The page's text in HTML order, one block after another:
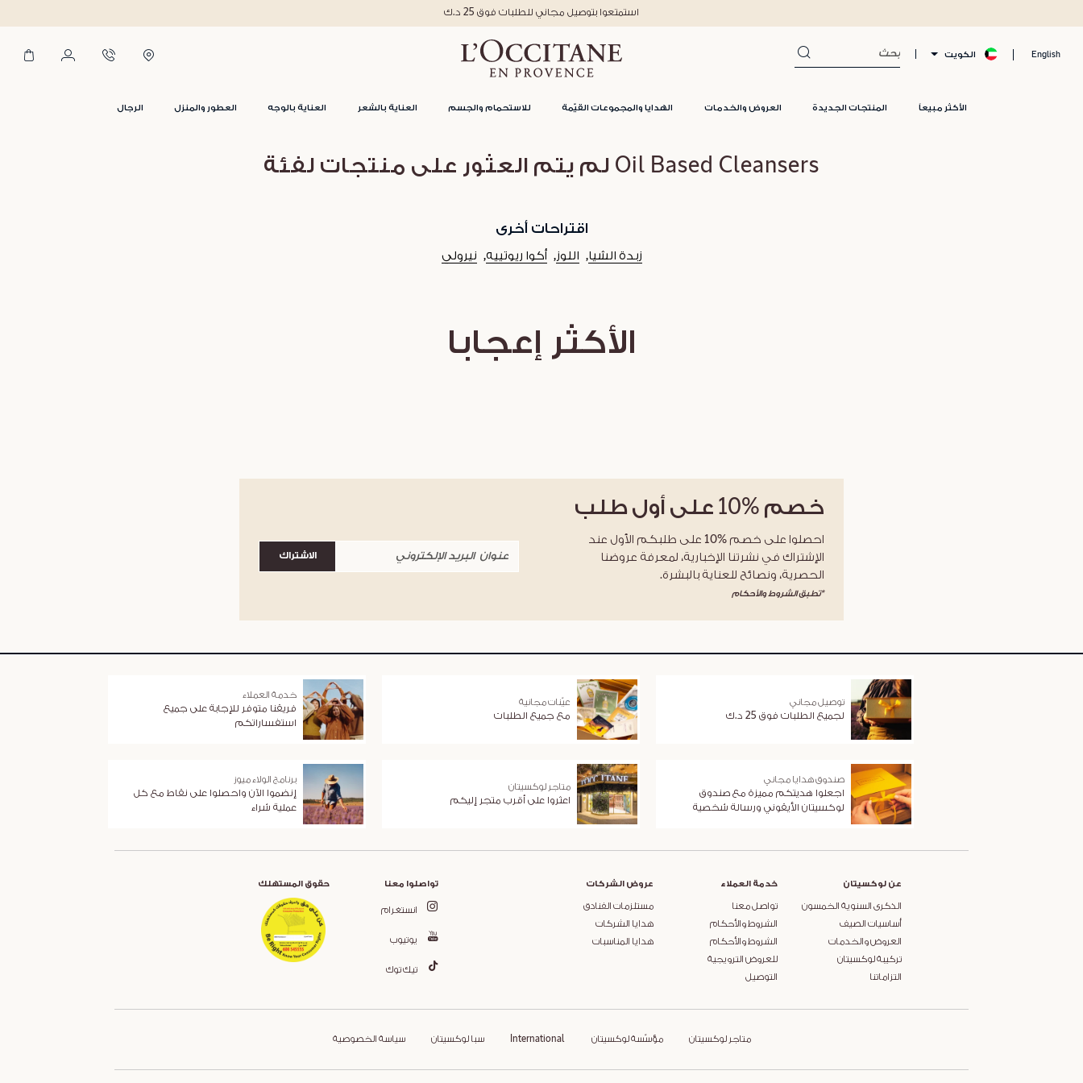
English الكويت
الأكثر مبيعاً المنتجات الجديدة العروض والخدمات الهدايا والمجموعات القيّمة للاستحمام والجسم العناية بالشعر العناية بالوجه العطور والمنزل الرجال
استمتعوا بتوصيل مجاني للطلبات فوق 25 د.ك
Oil Based Cleansers لم يتم العثور على منتجات لفئة
اقتراحات أخرى
زبدة الشيا اللوز أكوا ريوتييه نيرولي
الأكثر إعجابا
خصم %10 على أول طلب
احصلوا على خصم %10 على طلبكم الأول عند
الإشتراك في نشرتنا الإخبارية، لمعرفة عروضنا
الحصرية، ونصائح للعناية بالبشرة.
*تطبق الشروط والأحكام
الاشتراك
توصيل مجاني
لجميع الطلبات فوق 25 د.ك
عيّنات مجانية
مع جميع الطلبات
خدمة العملاء
فريقنا متوفر للإجابة على جميع
استفساراتكم
صندوق هدايا مجاني
اجعلوا هديتكم مميزة مع صندوق
لوكسيتان الأيقوني ورسالة شخصية
متاجر لوكسيتان
اعثروا على أقرب متجر إليكم
برنامج الولاء ميوز
إنضموا الآن واحصلوا على نقاط مع كل
عملية شراء
عن لوكسيتان
الذكرى السنوية الخمسون
أساسيات الصيف
العروض والخدمات
تركيبة لوكسيتان
التزاماتنا
خدمة العملاء
تواصل معنا
الشروط والأحكام
الشروط والأحكام
للعروض الترويجية
التوصيل
عروض الشركات
مستلزمات الفنادق
هدايا الشركات
هدايا المناسبات
تواصلوا معنا
انستغرام
يوتيوب
تيك توك
حقوق المستهلك
متاجر لوكسيتان مؤسّسة لوكسيتان International سبا لوكسيتان سياسة الخصوصية